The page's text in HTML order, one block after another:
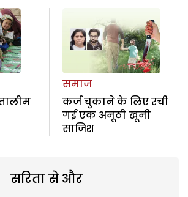
समाज
कर्ज चुकाने के लिए रची
गई एक अनूठी खूनी
साजिश
सरिता से और